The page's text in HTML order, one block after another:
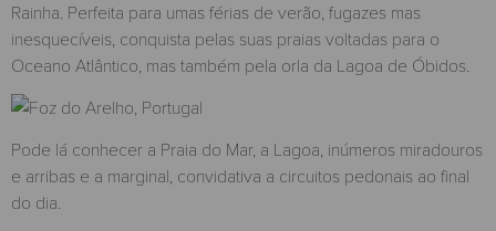
Rainha. Perfeita para umas férias de verão, fugazes mas
inesquecíveis, conquista pelas suas praias voltadas para o
Oceano Atlântico, mas também pela orla da Lagoa de Óbidos.
Pode lá conhecer a Praia do Mar, a Lagoa, inúmeros miradouros
e arribas e a marginal, convidativa a circuitos pedonais ao final
do dia.